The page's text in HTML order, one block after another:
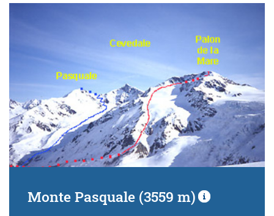
Monte Pasquale (3559 m)